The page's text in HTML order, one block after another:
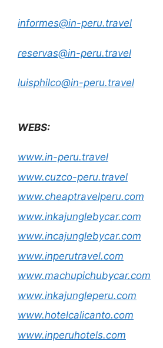
informes@in-peru.travel
reservas@in-peru.travel
luisphilco@in-peru.travel
WEBS:
www.in-peru.travel
www.cuzco-peru.travel
www.cheaptravelperu.com
www.inkajunglebycar.com
www.incajunglebycar.com
www.inperutravel.com
www.machupichubycar.com
www.inkajungleperu.com
www.hotelcalicanto.com
www.inperuhotels.com